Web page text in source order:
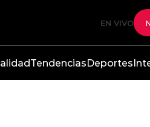
EN VIVO
TendenciasDeportes